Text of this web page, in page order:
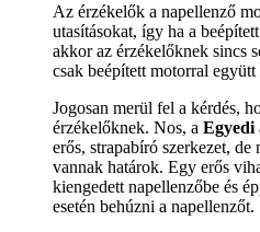
Az érzékelők a napellenző
utasításokat, így ha a
akkor az érzékelőknek sincs
csak beépített motorral
Jogosan merül fel a kérdés,
érzékelőknek. Nos, a Egyedi
erős, strapabíró szerkezet, de
vannak határok. Egy erős
kiengedett napellenzőbe és
esetén behúzni a napellenzőt.